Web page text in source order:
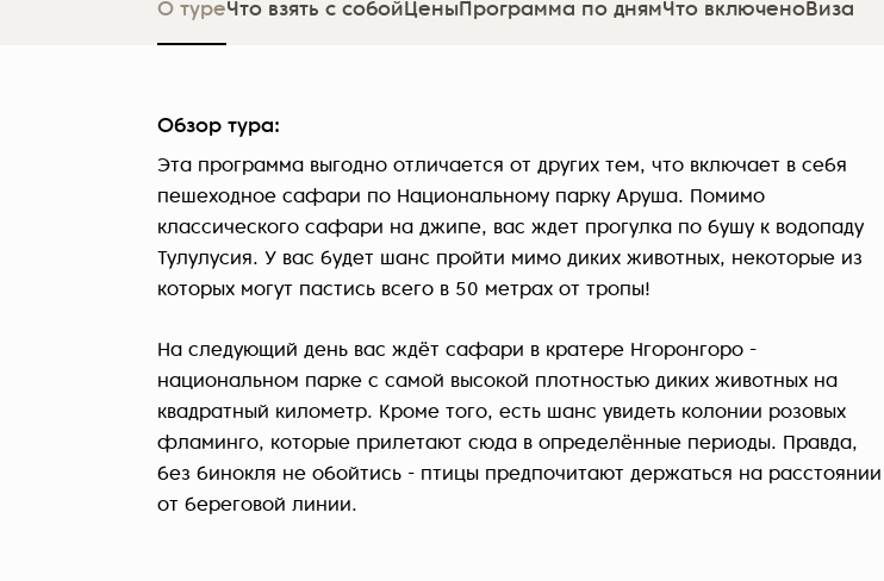
О туреЧто взять с собой Цены Программа по днямЧто включеноВиза
Обзор тура:
Эта программа выгодно отличается от других тем, что включает в себя
пешеходное сафари по Национальному парку Аруша. Помимо
классического сафари на джипе, вас ждет прогулка по бушу к водопаду
Тулулусия. У вас будет шанс пройти мимо диких животных, некоторые из
которых могут пастись всего в 50 метрах от тропы!
На следующий день вас ждёт сафари в кратере Нгоронгоро -
национальном парке с самой высокой плотностью диких животных на
квадратный километр. Кроме того, есть шанс увидеть колонии розовых
фламинго, которые прилетают сюда в определённые периоды. Правда,
без бинокля не обойтись - птицы предпочитают держаться на расстоянии
от береговой линии.